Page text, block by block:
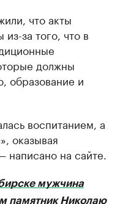
что акты
за того, что в
должны
образование и
воспитанием, а
оказывая
написано на сайте.
мужчина
памятник Николаю